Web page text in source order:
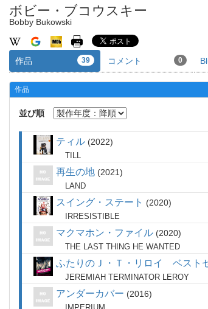
ボビー・ブコウスキー
Bobby Bukowski
作品 39 コメント 0
作品
並び順
ティル 2022
TILL
再生の地 2021
LAND
スイング・ステート 2020
IRRESISTIBLE
マクマホン・ファイル 2020
THE LAST THING HE WANTED
ふたりのＪ・Ｔ・リロイ ベスト
JEREMIAH TERMINATOR LEROY
アンダーカバー 2016